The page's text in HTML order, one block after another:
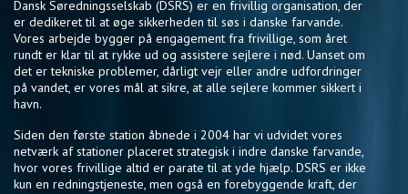
Dansk Søredningsselskab (DSRS) er en frivillig organisation, der
er dedikeret til at øge sikkerheden til søs i danske farvande.
Vores arbejde bygger på engagement fra frivillige, som året
rundt er klar til at rykke ud og assistere sejlere i nød. Uanset om
det er tekniske problemer, dårligt vejr eller andre udfordringer
på vandet, er vores mål at sikre, at alle sejlere kommer sikkert i
havn.
Siden den første station åbnede i 2004 har vi udvidet vores
netværk af stationer placeret strategisk i indre danske farvande,
hvor vores frivillige altid er parate til at yde hjælp. DSRS er ikke
kun en redningstjeneste, men også en forebyggende kraft, der